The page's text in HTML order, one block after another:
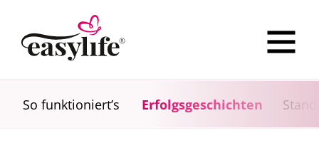
So funktioniert’s Erfolgsgeschichten